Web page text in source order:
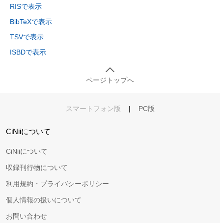
RISで表示
BibTeXで表示
TSVで表示
ISBDで表示
ページトップへ
スマートフォン版 | PC版
CiNiiについて
CiNiiについて
収録刊行物について
利用規約・プライバシーポリシー
個人情報の扱いについて
お問い合わせ